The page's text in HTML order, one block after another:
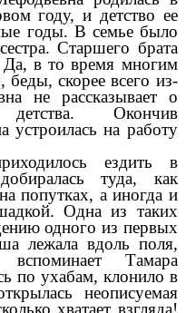
году, и детство ее
годы. В семье было
Старшего брата
Да, в то время многим
беды, скорее всего из-
не рассказывает о
Окончив
устроилась на работу
ездить в
туда, как
попутках, а иногда и
Одна из таких
одного из первых
лежала вдоль поля,
Тамара
по ухабам, клонило в
неописуемая
хватает взгляда!